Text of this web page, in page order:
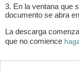
3. En la ventana que
documento se abra
La descarga
que no comience